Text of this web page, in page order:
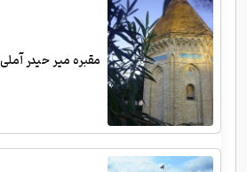
مقبره میر حیدر آملی